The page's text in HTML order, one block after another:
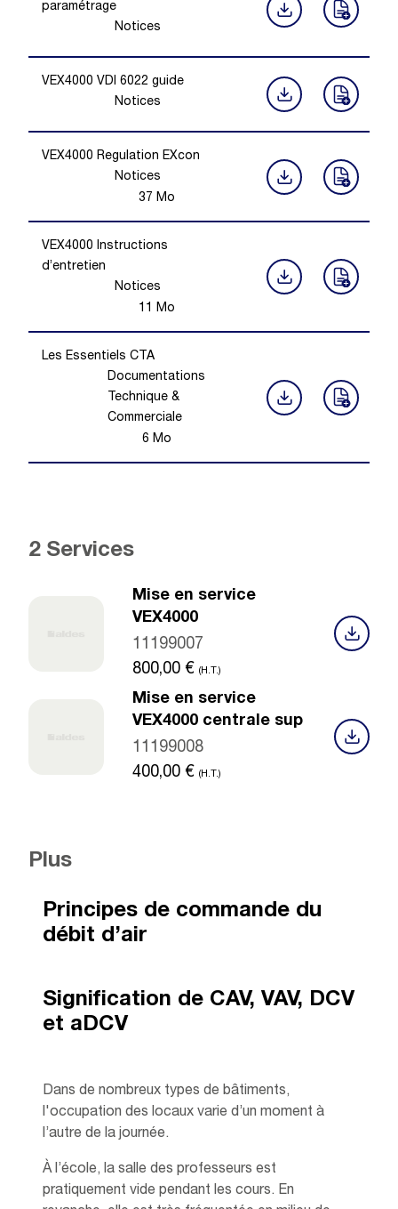
paramétrage
Notices
VEX4000 VDI 6022 guide
Notices
VEX4000 Regulation EXcon
Notices
37 Mo
VEX4000 Instructions
d’entretien
Notices
11 Mo
Les Essentiels CTA
Documentations
Technique &
Commerciale
6 Mo
2 Services
Mise en service
VEX4000
11199007
800,00 € (H.T.)
Mise en service
VEX4000 centrale sup
11199008
400,00 € (H.T.)
Plus
Principes de commande du
débit d’air
Signification de CAV, VAV, DCV
et aDCV
Dans de nombreux types de bâtiments,
l'occupation des locaux varie d’un moment à
l’autre de la journée.
À l’école, la salle des professeurs est
pratiquement vide pendant les cours. En